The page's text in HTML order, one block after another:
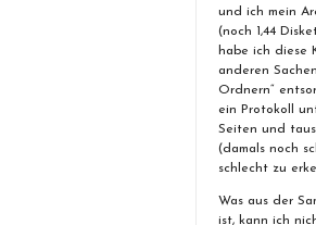
und ich mein
(noch 1,44
habe ich diese
anderen
Ordnern“
ein Protokoll
Seiten und
(damals noch
schlecht zu
Was aus der
ist, kann ich